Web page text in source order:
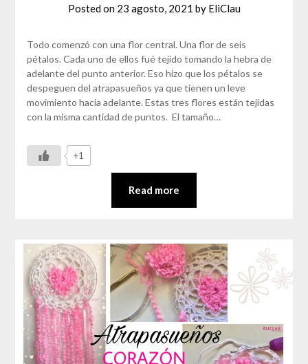
Posted on 23 agosto, 2021 by EliClau
Todo comenzó con una flor central. Una flor de seis
pétalos. Cada uno de ellos fué tejido tomando la hebra de
adelante del punto anterior. Eso hizo que los pétalos se
despeguen del atrapasueños ya que tienen un leve
movimiento hacia adelante. Estas tres flores están tejidas
con la misma cantidad de puntos. El tamaño…
+1
Read more